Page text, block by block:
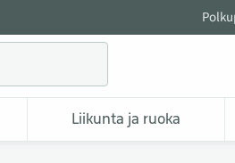
Liikunta ja ruoka